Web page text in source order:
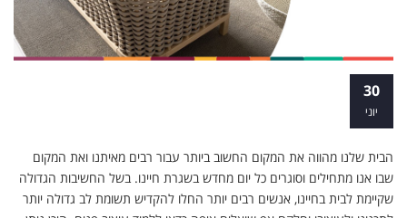
30
יוני
הבית שלנו מהווה את המקום החשוב ביותר עבור רבים מאיתנו ואת המקום
שבו אנו מתחילים וסוגרים כל יום מחדש בשגרת חיינו. בשל החשיבות הגדולה
שקיימת לבית בחיינו, אנשים רבים יותר החלו להקדיש תשומת לב גדולה יותר